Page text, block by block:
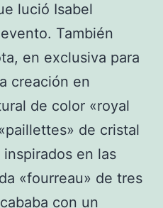
lució Isabel
También
en exclusiva para
creación en
de color «royal
de cristal
en las
«fourreau» de tres
con un